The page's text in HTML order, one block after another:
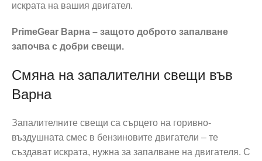
искрата на вашия двигател.
PrimeGear Варна – защото доброто запалване
започва с добри свещи.
Смяна на запалителни свещи във
Варна
Запалителните свещи са сърцето на горивно-
въздушната смес в бензиновите двигатели – те
създават искрата, нужна за запалване на двигателя. С